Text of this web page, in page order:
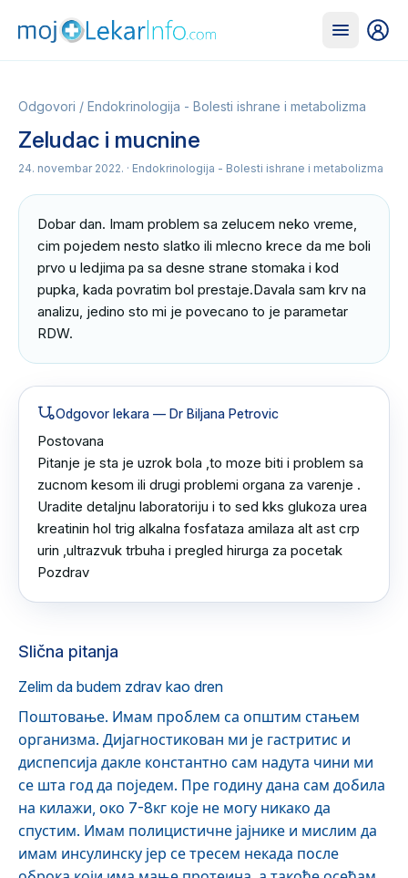
Odgovori / Endokrinologija - Bolesti ishrane i metabolizma
Zeludac i mucnine
24. novembar 2022. · Endokrinologija - Bolesti ishrane i metabolizma
Dobar dan. Imam problem sa zelucem neko vreme,
cim pojedem nesto slatko ili mlecno krece da me boli
prvo u ledjima pa sa desne strane stomaka i kod
pupka, kada povratim bol prestaje.Davala sam krv na
analizu, jedino sto mi je povecano to je parametar
RDW.
Odgovor lekara — Dr Biljana Petrovic
Postovana
Pitanje je sta je uzrok bola ,to moze biti i problem sa
zucnom kesom ili drugi problemi organa za varenje .
Uradite detaljnu laboratoriju i to sed kks glukoza urea
kreatinin hol trig alkalna fosfataza amilaza alt ast crp
urin ,ultrazvuk trbuha i pregled hirurga za pocetak
Pozdrav
Slična pitanja
Zelim da budem zdrav kao dren
Поштовање. Имам проблем са општим стањем
организма. Дијагностикован ми је гастритис и
диспепсија дакле константно сам надута чини ми
се шта год да поједем. Пре годину дана сам добила
на килажи, око 7-8кг које не могу никако да
спустим. Имам полицистичне јајнике и мислим да
имам инсулинску јер се тресем некада после